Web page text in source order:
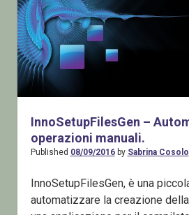
InnoSetupFilesGen –
operazioni manuali.
Published 08/09/2016by Sabrina Cosolo
InnoSetupFilesGen, è una
automatizzare la creazione